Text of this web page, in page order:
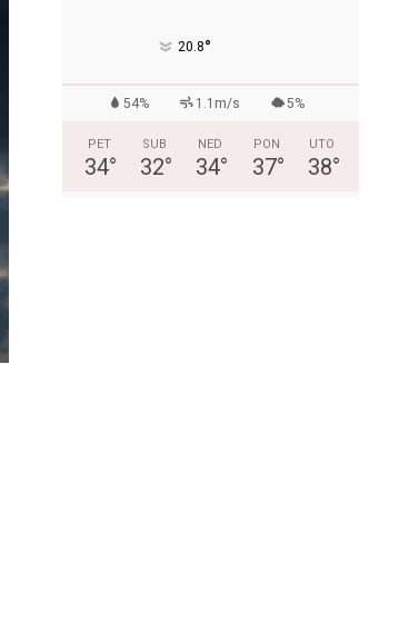
20.8°
54% 1.1m/s 5%
PET
34°
SUB
32°
NED
34°
PON
37°
UTO
38°